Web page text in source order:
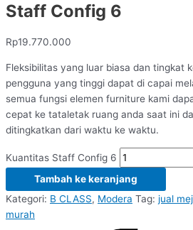
Staff Config 6
Rp19.770.000
Fleksibilitas yang luar biasa dan tingkat
pengguna yang tinggi dapat di capai
semua fungsi elemen furniture kami
cepat ke tataletak ruang anda saat ini
ditingkatkan dari waktu ke waktu.
Kuantitas Staff Config 6
Tambah ke keranjang
Kategori: B CLASS, Modera Tag: jual
murah